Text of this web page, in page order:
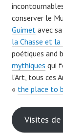
conserver le
Guimet avec
la Chasse et la
poétiques and
mythiques qui
l’Art, tous ces
« the place to
Visites